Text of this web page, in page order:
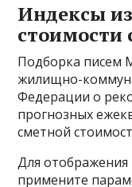
Индексы
стоимости
Подборка писем
жилищно-
Федерации о
прогнозных
сметной
Для
примените